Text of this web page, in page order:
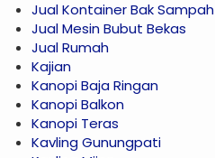
Jual Kontainer Bak Sampah
Jual Mesin Bubut Bekas
Jual Rumah
Kajian
Kanopi Baja Ringan
Kanopi Balkon
Kanopi Teras
Kavling Gunungpati